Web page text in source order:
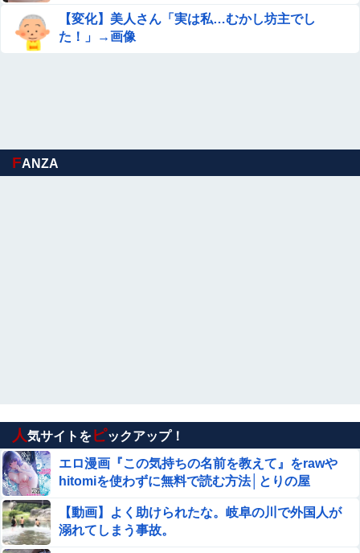
移民ベトナム女達の宅飲み、レベチｗｗｗｗｗｗｗｗｗｗ
ｗｗｗｗｗｗｗｗｗｗｗｗｗｗ
「電車で女性が失神したら無言の男が真横についてきた」
とタレントが主張、虚言疑惑が出ると「その男の垢を発見
大久保佳代子「休みの日はだいたい…」まさかの習慣を暴
露ｗｗｗ
F1ハンガリーGPのアストンマーチンの改善にパパストロ
ール興奮「工場の男子＆女子の努力のおかげ」
【ウマ娘】セイちゃんの攻撃力を見よ！！！
【変化】美人さん「実は私…むかし坊主でし
た！」→画像
FANZA
人気サイトをピックアップ！
エロ漫画『この気持ちの名前を教えて』をrawや
hitomiを使わずに無料で読む方法│とりの屋
【動画】よく助けられたな。岐阜の川で外国人が
溺れてしまう事故。